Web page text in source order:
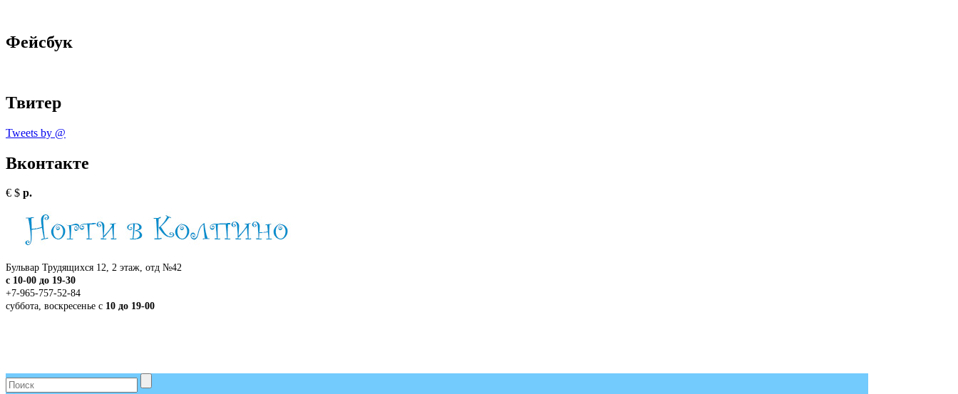
Фейсбук
Твитер
Tweets by @
Вконтакте
€ $ р.
Бульвар Трудящихся 12, 2 этаж, отд №42
c 10-00 до 19-30
+7-965-757-52-84
суббота, воскресенье с 10 до 19-00